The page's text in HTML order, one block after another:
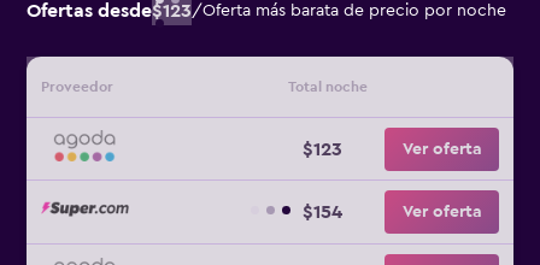
Ofertas desde$123/Oferta más barata de precio por noche
Proveedor Total noche
$123 Ver oferta
$154 Ver oferta